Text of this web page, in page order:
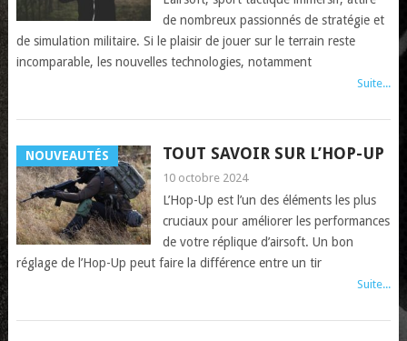
de nombreux passionnés de stratégie et
de simulation militaire. Si le plaisir de jouer sur le terrain reste
incomparable, les nouvelles technologies, notamment
Suite...
NOUVEAUTÉS TOUT SAVOIR SUR L’HOP-UP
10 octobre 2024
L’Hop-Up est l’un des éléments les plus
cruciaux pour améliorer les performances
de votre réplique d’airsoft. Un bon
réglage de l’Hop-Up peut faire la différence entre un tir
Suite...